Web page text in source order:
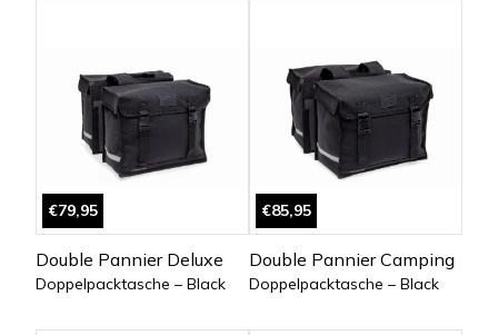
€79,95
Double Pannier Deluxe
Doppelpacktasche – Black
€85,95
Double Pannier Camping
Doppelpacktasche – Black